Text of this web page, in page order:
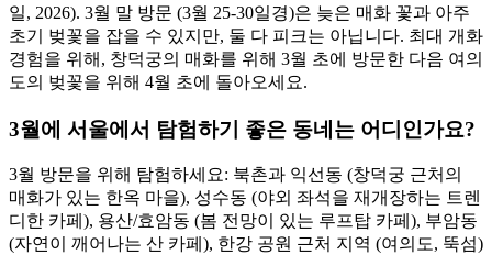
일, 2026). 3월 말 방문 (3월 25-30일경)은 늦은 매화 꽃과 아주
초기 벚꽃을 잡을 수 있지만, 둘 다 피크는 아닙니다. 최대 개화
경험을 위해, 창덕궁의 매화를 위해 3월 초에 방문한 다음 여의
도의 벚꽃을 위해 4월 초에 돌아오세요.
3월에 서울에서 탐험하기 좋은 동네는 어디인가요?
3월 방문을 위해 탐험하세요: 북촌과 익선동 (창덕궁 근처의
매화가 있는 한옥 마을), 성수동 (야외 좌석을 재개장하는 트렌
디한 카페), 용산/효암동 (봄 전망이 있는 루프탑 카페), 부암동
(자연이 깨어나는 산 카페), 한강 공원 근처 지역 (여의도, 뚝섬)